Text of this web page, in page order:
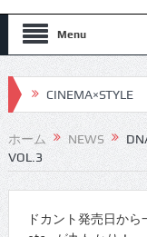
Menu
CINEMA×STYLE
CINEMA×STYLE
CINEMA×STYLE
CINEMA×STYLE
ホーム NEWS
VOL.3
ドカント発売日か